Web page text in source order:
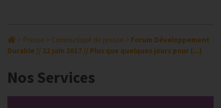
> Presse > Communiqué de presse > Forum Développement
Durable // 22 juin 2017 // Plus que quelques jours pour (...)
Nos Services